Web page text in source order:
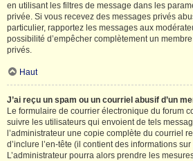
en utilisant les filtres de message dans les
privée. Si vous recevez des messages privés
particulier, rapportez les messages aux
possibilité d’empêcher complètement un
privés.
Haut
J’ai reçu un spam ou un courriel abusif d’un
Le formulaire de courrier électronique du forum
suivre les utilisateurs qui envoient de tels
l’administrateur une copie complète du courriel
d’inclure l’en-tête (il contient des informations
L’administrateur pourra alors prendre les